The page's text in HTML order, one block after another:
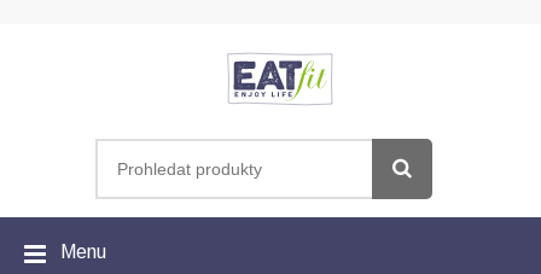
Menu